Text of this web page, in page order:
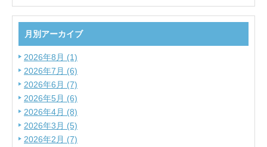
月別アーカイブ
2026年8月 (1)
2026年7月 (6)
2026年6月 (7)
2026年5月 (6)
2026年4月 (8)
2026年3月 (5)
2026年2月 (7)